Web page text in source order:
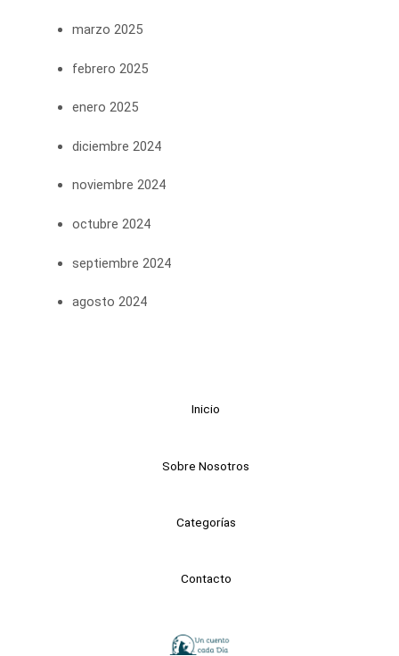
marzo 2025
febrero 2025
enero 2025
diciembre 2024
noviembre 2024
octubre 2024
septiembre 2024
agosto 2024
Inicio
Sobre Nosotros
Categorías
Contacto